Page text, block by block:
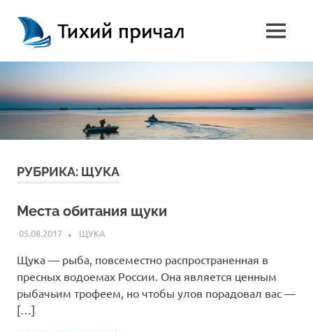
содержимому
Тихий
причал
Астраханской
области
MENU
РУБРИКА: ЩУКА
Места обитания щуки
05.08.2017 ДМИТРИЙ КЛЮЧНИК
ЩУКА
Щука — рыба, повсеместно распространенная в
пресных водоемах России. Она является ценным
рыбачьим трофеем, но чтобы улов порадовал вас —
[…]